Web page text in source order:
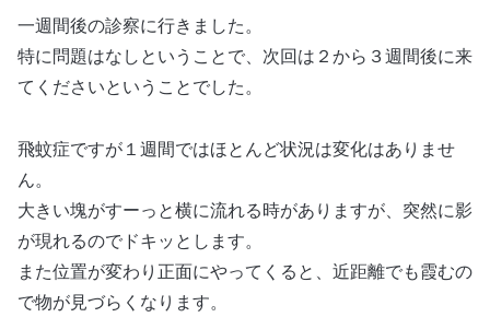
一週間後の診察に行きました。
特に問題はなしということで、次回は２から３週間後に来
てくださいということでした。
飛蚊症ですが１週間ではほとんど状況は変化はありませ
ん。
大きい塊がすーっと横に流れる時がありますが、突然に影
が現れるのでドキッとします。
また位置が変わり正面にやってくると、近距離でも霞むの
で物が見づらくなります。